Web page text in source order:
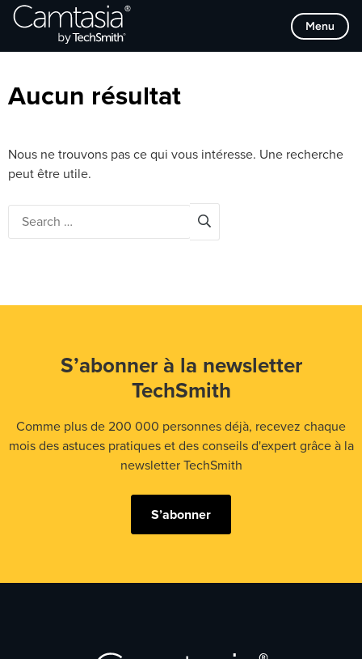
Passer
directement
Menu
Browse Categories
Aucun résultat
Nous ne trouvons pas ce qui vous intéresse. Une recherche
peut être utile.
S’abonner à la newsletter
TechSmith
Comme plus de 200 000 personnes déjà, recevez chaque
mois des astuces pratiques et des conseils d'expert grâce à la
newsletter TechSmith
S’abonner